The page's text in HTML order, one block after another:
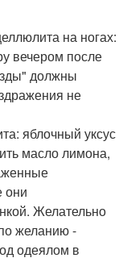
на ногах:
вечером после
должны
не
яблочный уксус
масло лимона,
они
Желательно
желанию -
одеялом в